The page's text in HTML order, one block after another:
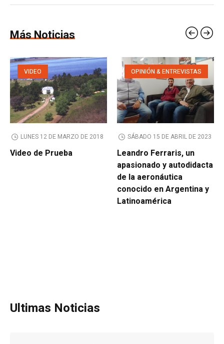
Más Noticias
VIDEO
LUNES 12 DE MARZO DE 2018
Video de Prueba
OPINIÓN & ENTREVISTAS
SÁBADO 15 DE ABRIL DE 2023
Leandro Ferraris, un
apasionado y autodidacta
de la aeronáutica
conocido en Argentina y
Latinoamérica
Ultimas Noticias